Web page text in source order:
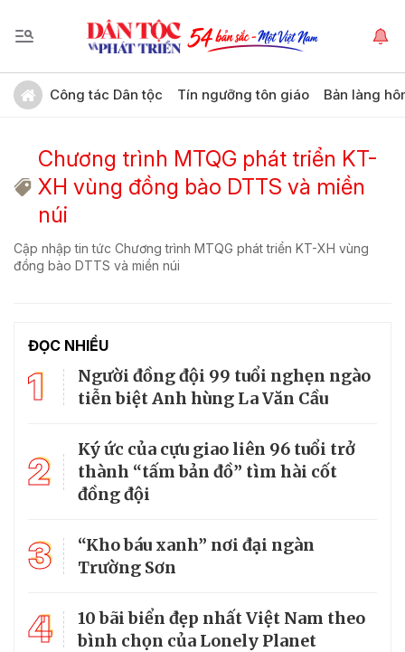
Công tác Dân tộc Tín ngưỡng tôn giáo Bản làng
Chương trình MTQG phát triển KT-
XH vùng đồng bào DTTS và miền
núi
Cập nhập tin tức Chương trình MTQG phát triển KT-XH vùng
đồng bào DTTS và miền núi
ĐỌC NHIỀU
1
Người đồng đội 99 tuổi nghẹn ngào
tiễn biệt Anh hùng La Văn Cầu
2
Ký ức của cựu giao liên 96 tuổi trở
thành “tấm bản đồ” tìm hài cốt
đồng đội
3
“Kho báu xanh” nơi đại ngàn
Trường Sơn
4
10 bãi biển đẹp nhất Việt Nam theo
bình chọn của Lonely Planet